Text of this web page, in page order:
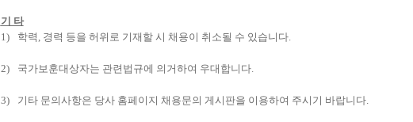
기 타
1)
학력 경력 등을 허위로 기재할 시 채용이 취소될 수 있습니다.
2) 국가보훈대상자는 관련법규에 의거하여 우대합니다.
3) 기타 문의사항은 당사 홈페이지 채용문의 게시판을 이용하여 주시기 바랍니다.